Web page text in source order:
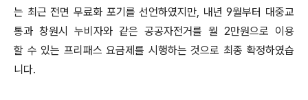
는 최근 전면 무료화 포기를 선언하였지만, 내년 9월부터 대중교
통과 창원시 누비자와 같은 공공자전거를 월 2만원으로 이용
할 수 있는 프리패스 요금제를 시행하는 것으로 최종 확정하였습
니다.